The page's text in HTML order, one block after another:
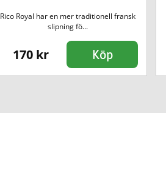
Rico Royal har en mer traditionell fransk
slipning fö...
170 kr Köp